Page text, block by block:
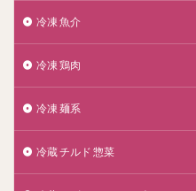
冷凍 魚介
冷凍 鶏肉
冷凍 麺系
冷蔵 チルド 惣菜